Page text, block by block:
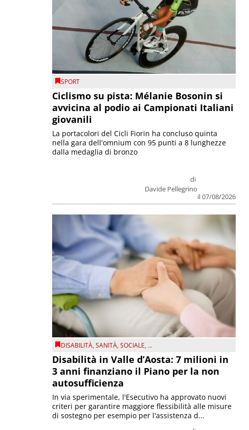
SPORT
Ciclismo su pista: Mélanie Bosonin si
avvicina al podio ai Campionati Italiani
giovanili
di
Davide Pellegrino
il 07/08/2026
La portacolori del Cicli Fiorin ha concluso quinta
nella gara dell'omnium con 95 punti a 8 lunghezze
dalla medaglia di bronzo
DISABILITÀ,SANITÀ,SOCIALE, ...
Disabilità in Valle d’Aosta: 7 milioni in
3 anni finanziano il Piano per la non
autosufficienza
In via sperimentale, l'Esecutivo ha approvato nuovi
criteri per garantire maggiore flessibilità alle misure
di sostegno per esempio per l'assistenza d...